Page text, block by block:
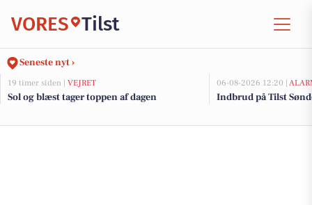
VORES Tilst
Seneste nyt ›
19 timer siden | VEJRET
Sol og blæst tager toppen af dagen
06-08-2026 12:20 |
Indbrud på Tilst